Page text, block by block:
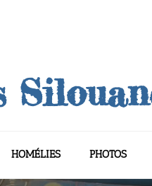
HOMÉLIES PHOTOS